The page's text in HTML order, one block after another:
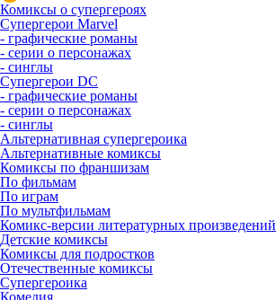
Комиксы о супергероях
Супергерои Marvel
- графические романы
- серии о персонажах
- синглы
Супергерои DC
- графические романы
- серии о персонажах
- синглы
Альтернативная супергероика
Альтернативные комиксы
Комиксы по франшизам
По фильмам
По играм
По мультфильмам
Комикс-версии литературных произведений
Детские комиксы
Комиксы для подростков
Отечественные комиксы
Супергероика
Комедия